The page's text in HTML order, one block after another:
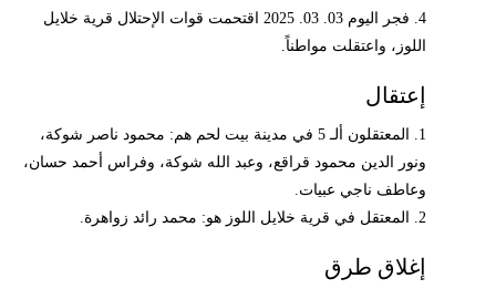
4. فجر اليوم 03. 03. 2025 اقتحمت قوات الإحتلال قرية خلايل
اللوز، واعتقلت مواطناً.
إعتقال
1. المعتقلون ألـ 5 في مدينة بيت لحم هم: محمود ناصر شوكة،
ونور الدين محمود قراقع، وعبد الله شوكة، وفراس أحمد حسان،
وعاطف ناجي عبيات.
2. المعتقل في قرية خلايل اللوز هو: محمد رائد زواهرة.
إغلاق طرق